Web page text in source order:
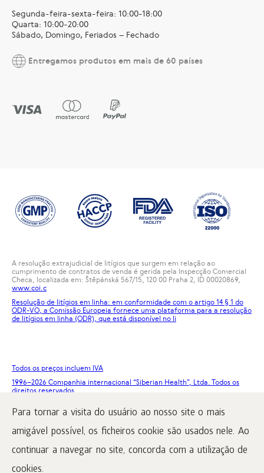
Para tornar a visita do usuário ao nosso site o mais
amigável possível, os ficheiros cookie são usados nele. Ao
continuar a navegar no site, concorda com a utilização de
cookies.
Segunda-feira-sexta-feira: 10:00-18:00
Quarta: 10:00-20:00
Sábado, Domingo, Feriados – Fechado
Entregamos produtos em mais de 60 países
A resolução extrajudicial de litígios que surgem em relação ao
cumprimento de contratos de venda é gerida pela Inspecção Comercial
Checa, localizada em: Štěpánská 567/15, 120 00 Praha 2, ID 00020869,
www.coi.c
Resolução de litígios em linha: em conformidade com o artigo 14 § 1 do
ODR-VO, a Comissão Europeia fornece uma plataforma para a resolução
de litígios em linha (ODR), que está disponível no li
Todos os preços incluem IVA
1996–2026 Companhia internacional “Siberian Health”, Ltda. Todos os
direitos reservados.
colocação obrigatória de um link ativo para www.siberianhealth.com.
Reclamação
Termos de compra